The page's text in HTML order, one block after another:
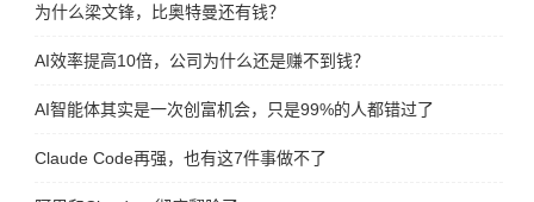
为什么梁文锋，比奥特曼还有钱？
AI效率提高10倍，公司为什么还是赚不到钱？
AI智能体其实是一次创富机会，只是99%的人都错过了
Claude Code再强，也有这7件事做不了